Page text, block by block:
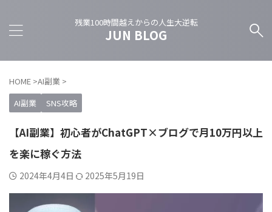
残業100時間越えからの人生大逆転
JUN BLOG
HOME >AI副業 >
AI副業
SNS攻略
【AI副業】初心者がChatGPT×ブログで月10万円以上
を楽に稼ぐ方法
2024年4月4日 2025年5月19日